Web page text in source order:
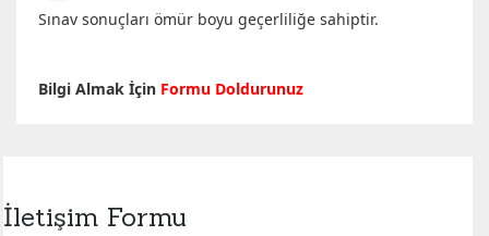
Sınav sonuçları ömür boyu geçerliliğe sahiptir.
Bilgi Almak İçin Formu Doldurunuz
İletişim Formu